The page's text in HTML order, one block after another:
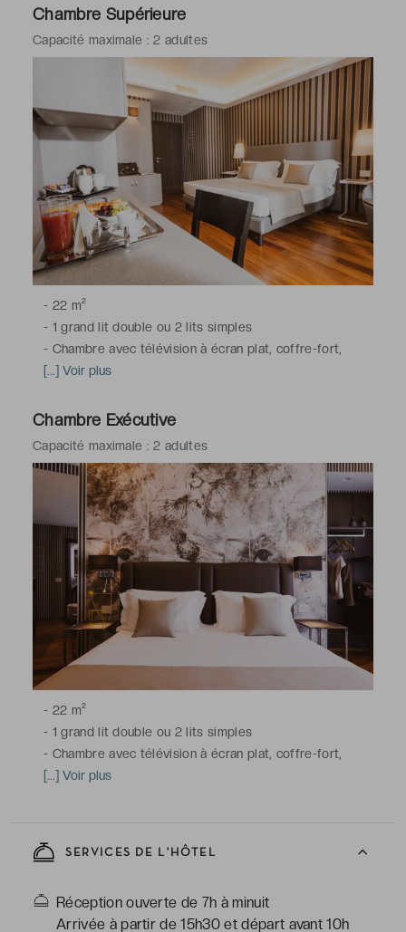
Fi
articles de toilette gratuits
Chambre Supérieure
Capacité maximale : 2 adultes
- 22 m²
- 1 grand lit double ou 2 lits simples
- Chambre avec télévision à écran plat, coffre-fort,
climatisation, bureau, chauffage, dressing,
Fi
articles de toilette gratuits
[...] Voir plus
Chambre Exécutive
Capacité maximale : 2 adultes
- 22 m²
- 1 grand lit double ou 2 lits simples
- Chambre avec télévision à écran plat, coffre-fort,
climatisation, bureau, chauffage, dressing,
-
Salle de bains avec douche, toilettes, sèche-cheveux,
articles de toilette gratuits
[...] Voir plus
SERVICES DE L'HÔTEL
Réception ouverte de 7h à minuit
Arrivée à partir de 15h30 et départ avant 10h